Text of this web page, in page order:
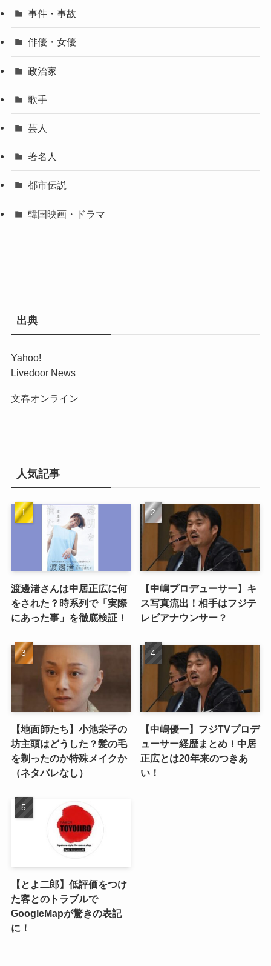
事件・事故
俳優・女優
政治家
歌手
芸人
著名人
都市伝説
韓国映画・ドラマ
出典
Yahoo!
Livedoor News
文春オンライン
人気記事
渡邊渚さんは中居正広に何
をされた？時系列で「実際
にあった事」を徹底検証！
【中嶋プロデューサー】キ
ス写真流出！相手はフジテ
レビアナウンサー？
【地面師たち】小池栄子の
坊主頭はどうした？髪の毛
を剃ったのか特殊メイクか
（ネタバレなし）
【中嶋優一】フジTVプロデ
ューサー経歴まとめ！中居
正広とは20年来のつきあ
い！
【とよ二郎】低評価をつけ
た客とのトラブルで
GoogleMapが驚きの表記
に！